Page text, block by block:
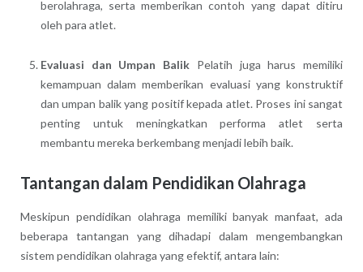
berolahraga, serta memberikan contoh yang dapat ditiru
oleh para atlet.
Evaluasi dan Umpan Balik Pelatih juga harus memiliki
kemampuan dalam memberikan evaluasi yang konstruktif
dan umpan balik yang positif kepada atlet. Proses ini sangat
penting untuk meningkatkan performa atlet serta
membantu mereka berkembang menjadi lebih baik.
Tantangan dalam Pendidikan Olahraga
Meskipun pendidikan olahraga memiliki banyak manfaat, ada
beberapa tantangan yang dihadapi dalam mengembangkan
sistem pendidikan olahraga yang efektif, antara lain: